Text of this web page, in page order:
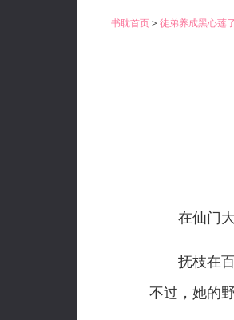
书耽首页>徒弟养成黑心莲
在仙门大
抚枝在百
不过，她的